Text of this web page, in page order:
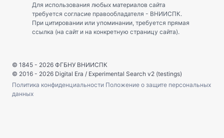
Для использования любых материалов сайта
требуется согласие правообладателя - ВНИИСПК.
При цитировании или упоминании, требуется прямая
ссылка (на сайт и на конкретную страницу сайта).
© 1845 - 2026 ФГБНУ ВНИИСПК
© 2016 - 2026 Digital Era / Experimental Search v2 (testings)
Политика конфиденциальности Положение о защите персональных
данных